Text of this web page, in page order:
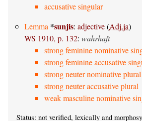
accusative singular
Lemma *sunjis: adjective(Adj.ja)
WS 1910, p. 132: wahrhaft
strong feminine nominative
strong feminine accusative
strong neuter nominative plural
strong neuter accusative plural
weak masculine nominative
Status: not verified, lexically and